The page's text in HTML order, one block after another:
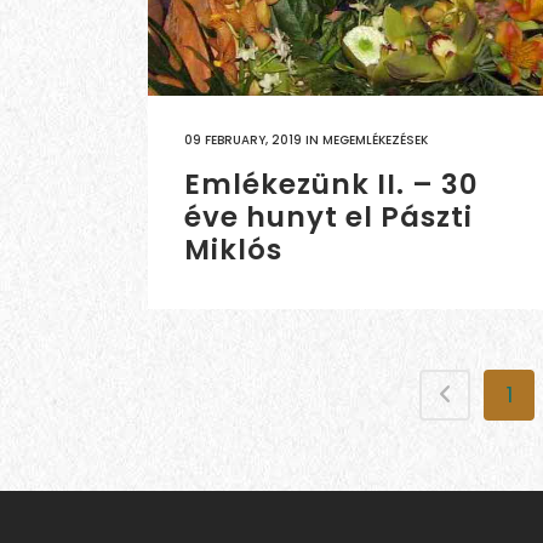
09 FEBRUARY, 2019 IN MEGEMLÉKEZÉSEK
Emlékezünk II. – 30
éve hunyt el Pászti
Miklós
1